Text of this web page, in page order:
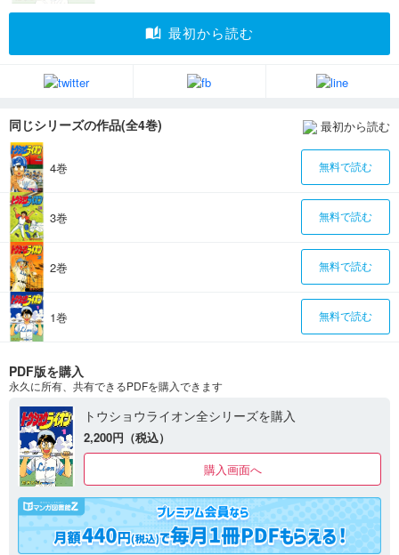
auto_stories 最初から読む
同じシリーズの作品(全4巻) 最初から読む
4巻 無料で読む
3巻 無料で読む
2巻 無料で読む
1巻 無料で読む
PDF版を購入
永久に所有、共有できるPDFを購入できます
トウショウライオン全シリーズを購入
2,200円（税込）
購入画面へ